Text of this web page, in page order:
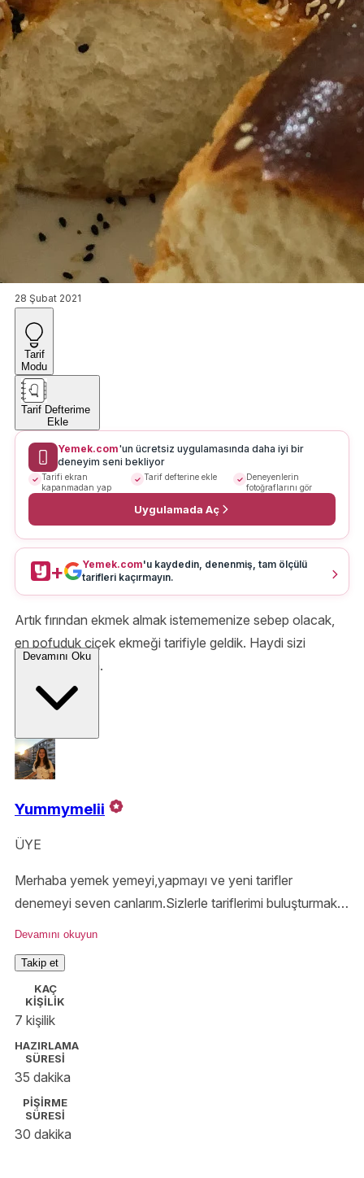
28 Şubat 2021
Tarif
Modu
Tarif Defterime
Ekle
Yemek.com'un ücretsiz uygulamasında daha iyi bir
deneyim seni bekliyor
Tarifi ekran
kapanmadan yap
Tarif defterine ekle
Deneyenlerin
fotoğraflarını gör
Uygulamada Aç
+ Yemek.com'u kaydedin, denenmiş, tam ölçülü
tarifleri kaçırmayın.
Artık fırından ekmek almak istememenize sebep olacak,
en pofuduk çiçek ekmeği tarifiyle geldik. Haydi sizi
mutfağa alalım.
Devamını Oku
Yummymelii
ÜYE
Merhaba yemek yemeyi,yapmayı ve yeni tarifler
denemeyi seven canlarım.Sizlerle tariflerimi buluşturmak
istiyorum.Tariflerimi görmek isterseniz ınstagramdan da
olsun💖
Devamını okuyun
Takip et
KAÇ
KİŞİLİK
7 kişilik
HAZIRLAMA
SÜRESİ
35 dakika
PİŞİRME
SÜRESİ
30 dakika